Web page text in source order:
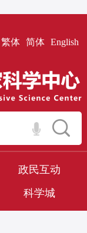
繁体 简体 English
政民互动
科学城